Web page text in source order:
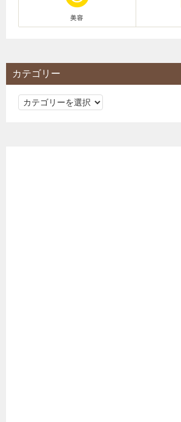
美容
カテゴリー
カ